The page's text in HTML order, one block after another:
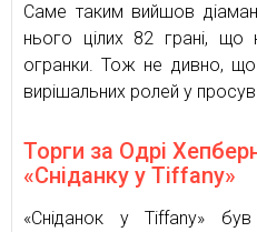
Саме таким вийшов
нього цілих 82 грані, що
огранки. Тож не дивно, що
вирішальних ролей у
Торги за Одрі
«Сніданку у Tiffany»
«Сніданок у Tiffany»